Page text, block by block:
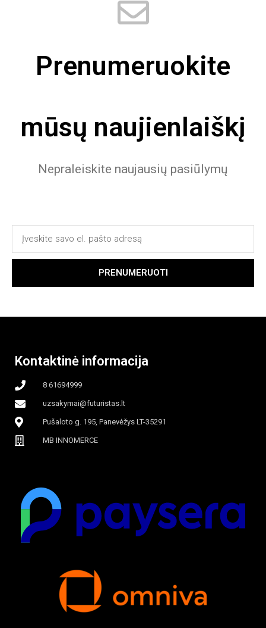
Prenumeruokite
mūsų naujienlaiškį
Nepraleiskite naujausių pasiūlymų
PRENUMERUOTI
Kontaktinė informacija
8 61694999
uzsakymai@futuristas.lt
Pušaloto g. 195, Panevėžys LT-35291
MB INNOMERCE